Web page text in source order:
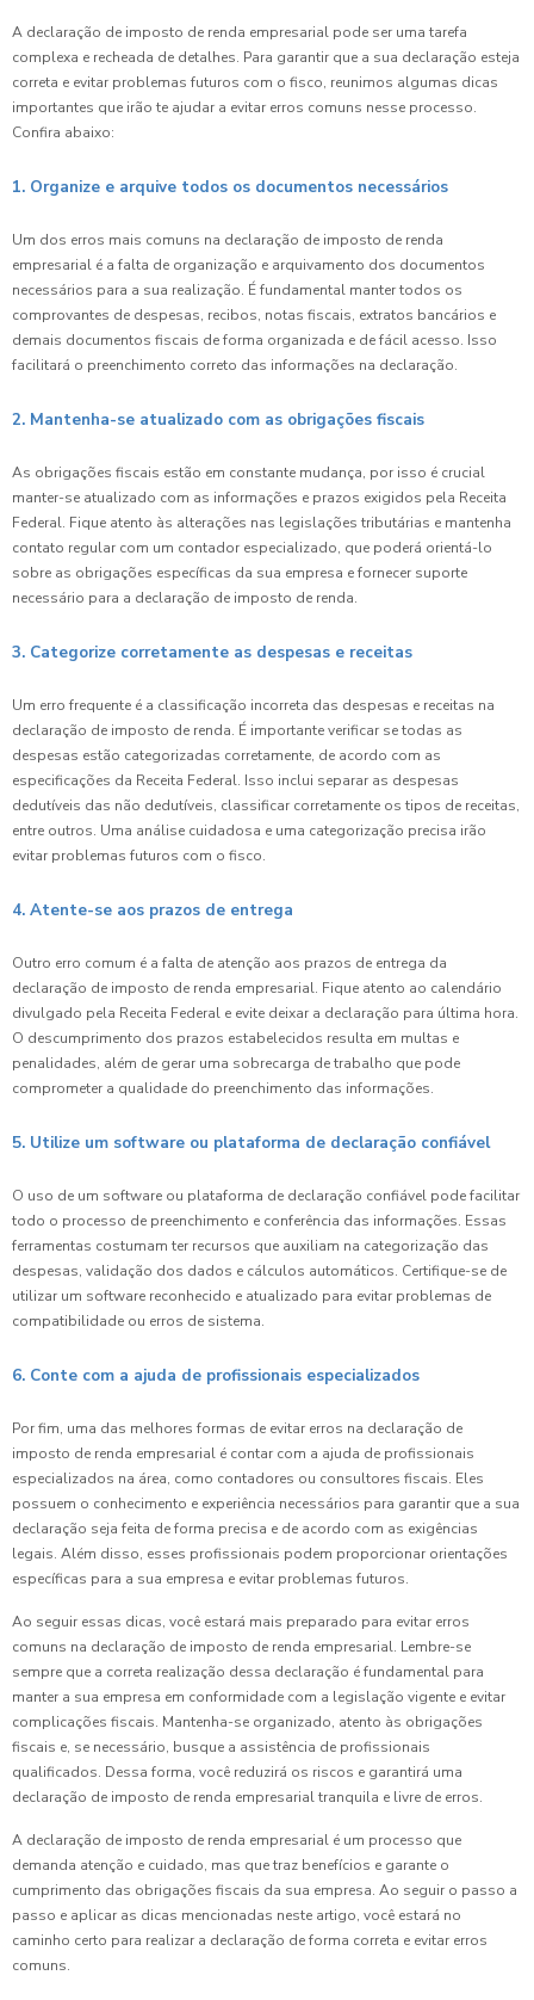
A declaração de imposto de renda empresarial pode ser uma tarefa
complexa e recheada de detalhes. Para garantir que a sua declaração esteja
correta e evitar problemas futuros com o fisco, reunimos algumas dicas
importantes que irão te ajudar a evitar erros comuns nesse processo.
Confira abaixo:
1. Organize e arquive todos os documentos necessários
Um dos erros mais comuns na declaração de imposto de renda
empresarial é a falta de organização e arquivamento dos documentos
necessários para a sua realização. É fundamental manter todos os
comprovantes de despesas, recibos, notas fiscais, extratos bancários e
demais documentos fiscais de forma organizada e de fácil acesso. Isso
facilitará o preenchimento correto das informações na declaração.
2. Mantenha-se atualizado com as obrigações fiscais
As obrigações fiscais estão em constante mudança, por isso é crucial
manter-se atualizado com as informações e prazos exigidos pela Receita
Federal. Fique atento às alterações nas legislações tributárias e mantenha
contato regular com um contador especializado, que poderá orientá-lo
sobre as obrigações específicas da sua empresa e fornecer suporte
necessário para a declaração de imposto de renda.
3. Categorize corretamente as despesas e receitas
Um erro frequente é a classificação incorreta das despesas e receitas na
declaração de imposto de renda. É importante verificar se todas as
despesas estão categorizadas corretamente, de acordo com as
especificações da Receita Federal. Isso inclui separar as despesas
dedutíveis das não dedutíveis, classificar corretamente os tipos de receitas,
entre outros. Uma análise cuidadosa e uma categorização precisa irão
evitar problemas futuros com o fisco.
4. Atente-se aos prazos de entrega
Outro erro comum é a falta de atenção aos prazos de entrega da
declaração de imposto de renda empresarial. Fique atento ao calendário
divulgado pela Receita Federal e evite deixar a declaração para última hora.
O descumprimento dos prazos estabelecidos resulta em multas e
penalidades, além de gerar uma sobrecarga de trabalho que pode
comprometer a qualidade do preenchimento das informações.
5. Utilize um software ou plataforma de declaração confiável
O uso de um software ou plataforma de declaração confiável pode facilitar
todo o processo de preenchimento e conferência das informações. Essas
ferramentas costumam ter recursos que auxiliam na categorização das
despesas, validação dos dados e cálculos automáticos. Certifique-se de
utilizar um software reconhecido e atualizado para evitar problemas de
compatibilidade ou erros de sistema.
6. Conte com a ajuda de profissionais especializados
Por fim, uma das melhores formas de evitar erros na declaração de
imposto de renda empresarial é contar com a ajuda de profissionais
especializados na área, como contadores ou consultores fiscais. Eles
possuem o conhecimento e experiência necessários para garantir que a sua
declaração seja feita de forma precisa e de acordo com as exigências
legais. Além disso, esses profissionais podem proporcionar orientações
específicas para a sua empresa e evitar problemas futuros.
Ao seguir essas dicas, você estará mais preparado para evitar erros
comuns na declaração de imposto de renda empresarial. Lembre-se
sempre que a correta realização dessa declaração é fundamental para
manter a sua empresa em conformidade com a legislação vigente e evitar
complicações fiscais. Mantenha-se organizado, atento às obrigações
fiscais e, se necessário, busque a assistência de profissionais
qualificados. Dessa forma, você reduzirá os riscos e garantirá uma
declaração de imposto de renda empresarial tranquila e livre de erros.
A declaração de imposto de renda empresarial é um processo que
demanda atenção e cuidado, mas que traz benefícios e garante o
cumprimento das obrigações fiscais da sua empresa. Ao seguir o passo a
passo e aplicar as dicas mencionadas neste artigo, você estará no
caminho certo para realizar a declaração de forma correta e evitar erros
comuns.